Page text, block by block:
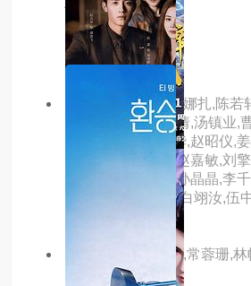
快乐老友·有风季
主演：内详
主演：侯明昊,古力娜扎,陈若
南,张慧雯,胡静,李倩,汤镇业,
明加,张百乔,刘雪华,赵昭仪,
洛绒,马闻远,李菲,赵嘉敏,刘
文,潘宥诚,黄星羱,孙晶晶,李
洁,弭金,蒙恩,金秋,白翊汝,伍
主演：藤新,李兰陵,常蓉珊,